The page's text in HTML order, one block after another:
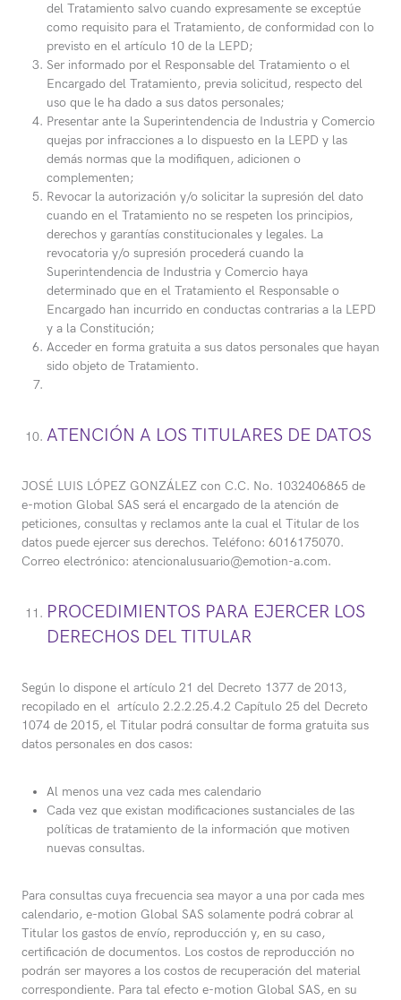
del Tratamiento salvo cuando expresamente se exceptúe
como requisito para el Tratamiento, de conformidad con lo
previsto en el artículo 10 de la LEPD;
Ser informado por el Responsable del Tratamiento o el
Encargado del Tratamiento, previa solicitud, respecto del
uso que le ha dado a sus datos personales;
Presentar ante la Superintendencia de Industria y Comercio
quejas por infracciones a lo dispuesto en la LEPD y las
demás normas que la modifiquen, adicionen o
complementen;
Revocar la autorización y/o solicitar la supresión del dato
cuando en el Tratamiento no se respeten los principios,
derechos y garantías constitucionales y legales. La
revocatoria y/o supresión procederá cuando la
Superintendencia de Industria y Comercio haya
determinado que en el Tratamiento el Responsable o
Encargado han incurrido en conductas contrarias a la LEPD
y a la Constitución;
Acceder en forma gratuita a sus datos personales que hayan
sido objeto de Tratamiento.
ATENCIÓN A LOS TITULARES DE DATOS
JOSÉ LUIS LÓPEZ GONZÁLEZ con C.C. No. 1032406865 de
e-motion Global SAS será el encargado de la atención de
peticiones, consultas y reclamos ante la cual el Titular de los
datos puede ejercer sus derechos. Teléfono: 6016175070.
Correo electrónico: atencionalusuario@emotion-a.com.
PROCEDIMIENTOS PARA EJERCER LOS
DERECHOS DEL TITULAR
Según lo dispone el artículo 21 del Decreto 1377 de 2013,
recopilado en el artículo 2.2.2.25.4.2 Capítulo 25 del Decreto
1074 de 2015, el Titular podrá consultar de forma gratuita sus
datos personales en dos casos:
Al menos una vez cada mes calendario
Cada vez que existan modificaciones sustanciales de las
políticas de tratamiento de la información que motiven
nuevas consultas.
Para consultas cuya frecuencia sea mayor a una por cada mes
calendario, e-motion Global SAS solamente podrá cobrar al
Titular los gastos de envío, reproducción y, en su caso,
certificación de documentos. Los costos de reproducción no
podrán ser mayores a los costos de recuperación del material
correspondiente. Para tal efecto e-motion Global SAS, en su